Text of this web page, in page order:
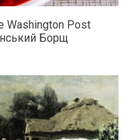
Washington Post
Борщ